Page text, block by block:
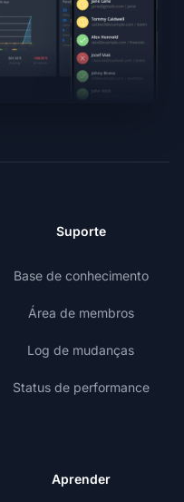
Suporte
Base de conhecimento
Área de membros
Log de mudanças
Status de performance
Aprender